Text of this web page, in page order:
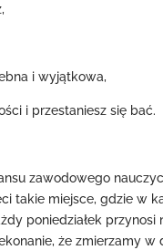
i wyjątkowa,
i przestaniesz się bać.
zawodowego
takie miejsce, gdzie w
poniedziałek
że zmierzamy